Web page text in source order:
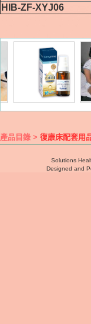
HIB-ZF-XYJ06
產品目錄 > 復康床配套用
Solutions
Designed and